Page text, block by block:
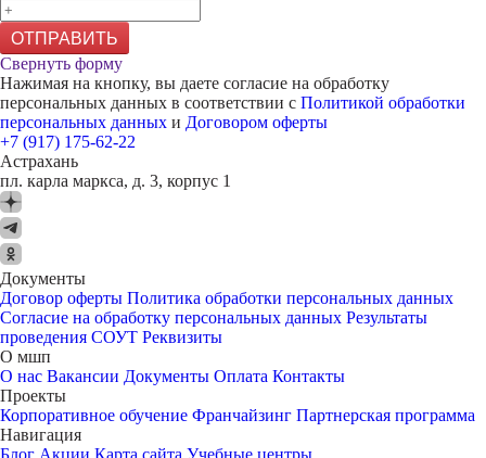
ОТПРАВИТЬ
Свернуть форму
Нажимая на кнопку, вы даете согласие на обработку
персональных данных в соответствии с Политикой обработки
персональных данных и Договором оферты
+7 (917) 175-62-22
Астрахань
пл. карла маркса, д. 3, корпус 1
Документы
Договор оферты Политика обработки персональных данных
Согласие на обработку персональных данных Результаты
проведения СОУТ Реквизиты
О мшп
О нас Вакансии Документы Оплата Контакты
Проекты
Корпоративное обучение Франчайзинг Партнерская программа
Навигация
Блог Акции Карта сайта Учебные центры